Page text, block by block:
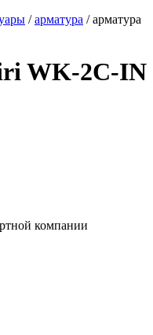
/арматура /арматура
WK-2C-IN
компании